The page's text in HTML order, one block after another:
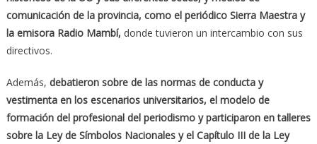
comunicación de la provincia, como el periódico Sierra Maestra y
la emisora Radio Mambí, donde tuvieron un intercambio con sus
directivos.
Además, debatieron sobre de las normas de conducta y
vestimenta en los escenarios universitarios, el modelo de
formación del profesional del periodismo y participaron en talleres
sobre la Ley de Símbolos Nacionales y el Capítulo III de la Ley